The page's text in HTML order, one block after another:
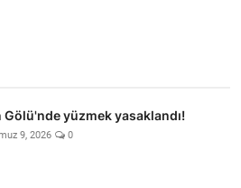
Gölü'nde yüzmek yasaklandı!
9, 2026 0